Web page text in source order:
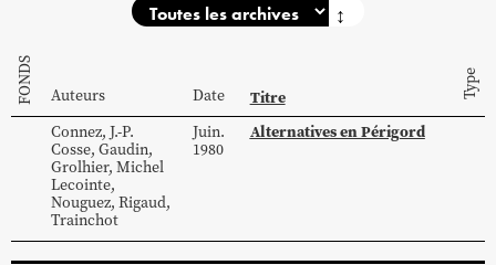
↕
FONDS Auteurs Date Titre Type
Connez, J.-P.
Cosse, Gaudin,
Grolhier, Michel
Lecointe,
Nouguez, Rigaud,
Trainchot
Juin.
1980
Alternatives en Périgord